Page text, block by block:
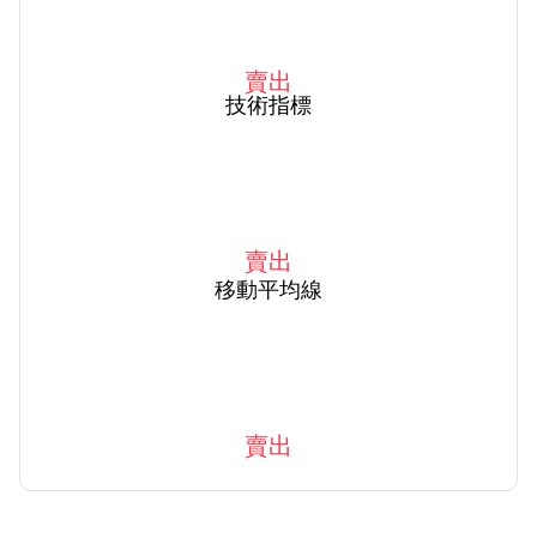
技術指標
賣出
賣出
移動平均線
賣出